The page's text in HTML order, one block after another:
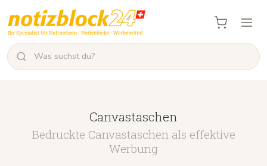
Canvastaschen
Bedruckte Canvastaschen als effektive
Werbung